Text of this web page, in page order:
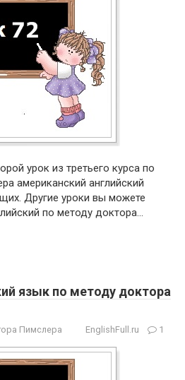
урок из третьего курса по
американский английский
Другие уроки вы можете
по методу доктора…
язык по методу доктора
Пимслера EnglishFull.ru 1